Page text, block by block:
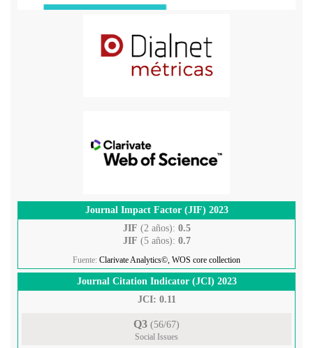
Journal Impact Factor (JIF) 2023
JIF (2 años): 0.5
JIF (5 años): 0.7
Fuente: Clarivate Analytics©, WOS core collection
Journal Citation Indicator (JCI) 2023
JCI: 0.11
Q3 (56/67)
Social Issues